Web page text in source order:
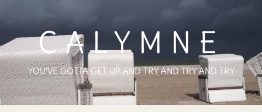
CALYMNE
YOU'VE GOTTA GET UP AND TRY AND TRY AND TRY